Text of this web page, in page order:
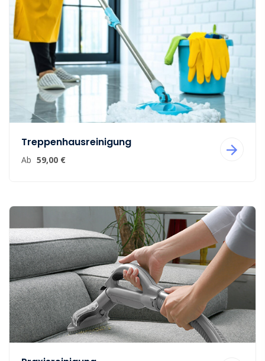
Treppenhausreinigung
Ab 59,00 €